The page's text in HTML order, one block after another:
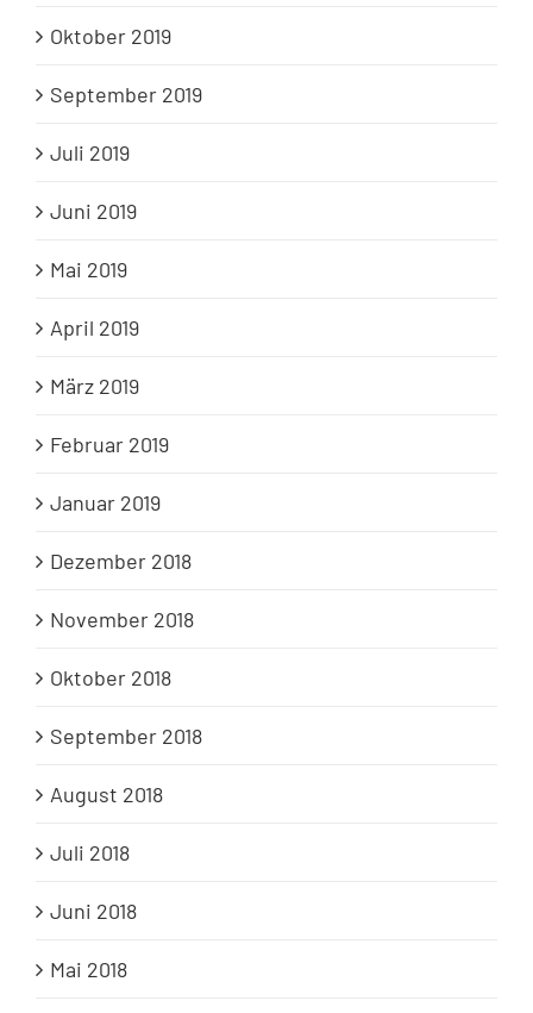
Oktober 2019
September 2019
Juli 2019
Juni 2019
Mai 2019
April 2019
März 2019
Februar 2019
Januar 2019
Dezember 2018
November 2018
Oktober 2018
September 2018
August 2018
Juli 2018
Juni 2018
Mai 2018